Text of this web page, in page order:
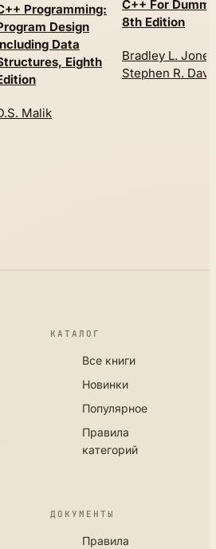
Programming:
Design
Data
Eighth
Malik
C++ For
8th Edition
Bradley L.
Stephen R.
КАТАЛОГ
Все книги
Новинки
Популярное
Правила
категорий
ДОКУМЕНТЫ
Правила